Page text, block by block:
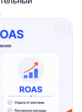
один
хотя
какой